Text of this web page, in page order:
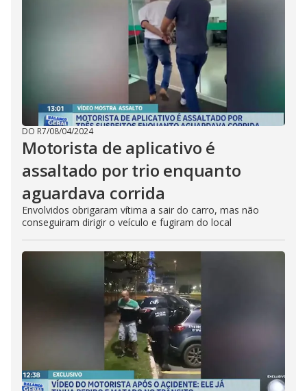
DO R7/08/04/2024
Motorista de aplicativo é
assaltado por trio enquanto
aguardava corrida
Envolvidos obrigaram vítima a sair do carro, mas não
conseguiram dirigir o veículo e fugiram do local